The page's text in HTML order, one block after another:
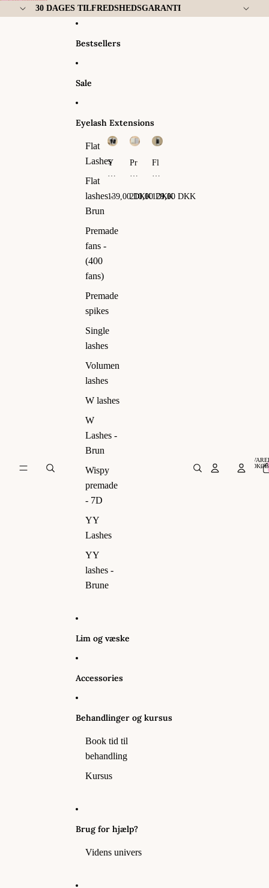
30 DAGES TILFREDSHEDSGARANTI
Bestsellers
Sale
Eyelash Extensions
Flat
Lashes
Flat
lashes -
Brun
Premade
fans -
(400
fans)
Premade
spikes
Single
lashes
Volumen
lashes
W lashes
W
Lashes -
Brun
Wispy
premade
- 7D
YY
Lashes
YY
lashes -
Brune
Y
sh
139,00 DKK
Pr
e
210,00 DKK
Fl
sh
129,00 DKK
Lim og væske
Accessories
Behandlinger og kursus
Book tid til
behandling
Kursus
Brug for hjælp?
Videns univers